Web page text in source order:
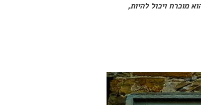
מוכרח ויכול להיות,